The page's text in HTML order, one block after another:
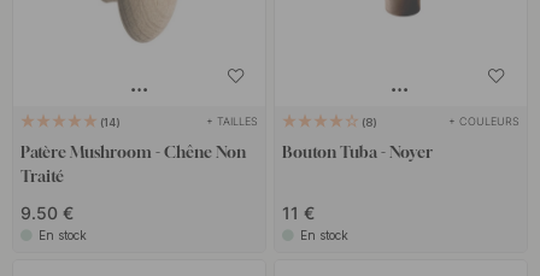
14 + TAILLES
Patère Mushroom - Chêne Non
Traité
9.50 €
En stock
8 + COULEURS
Bouton Tuba - Noyer
11 €
En stock